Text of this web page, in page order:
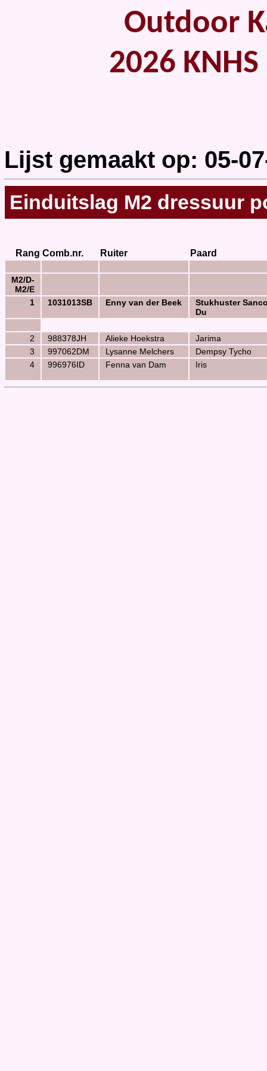
Outdoor
2026
Lijst gemaakt op: 05-
Einduitslag M2 dressuur
Rang Comb.nr. Ruiter Paard
M2/D-
M2/E
1
1031013SB Enny van der Beek
Stukhuster
Du
2 988378JH Alieke Hoekstra
Jarima
3
997062DM Lysanne Melchers
Dempsy Tycho
4
996976ID Fenna van Dam Iris